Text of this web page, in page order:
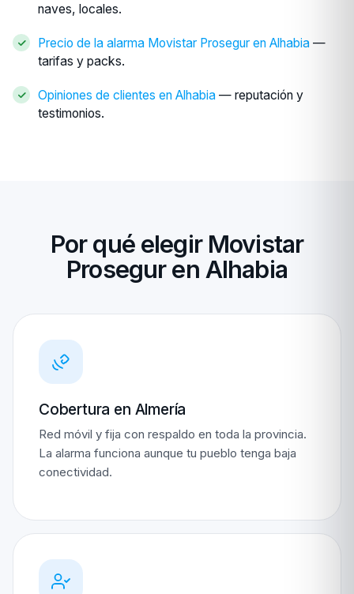
naves, locales.
Precio de la alarma Movistar Prosegur en Alhabia —
tarifas y packs.
Opiniones de clientes en Alhabia — reputación y
testimonios.
Por qué elegir Movistar
Prosegur en Alhabia
Cobertura en Almería
Red móvil y fija con respaldo en toda la provincia.
La alarma funciona aunque tu pueblo tenga baja
conectividad.